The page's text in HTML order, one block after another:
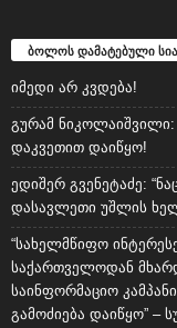
ბოლოს დამატებული
იმედი არ კვდება!
გურამ ნიკოლაიშვილი:
დაკვეთით დაიწყო!
ედიშერ გვენეტაძე:
დასავლეთი უშლის
“სახელმწიფო
საქართველოდან
საინფორმაციო
გამოძიება დაიწყო” –